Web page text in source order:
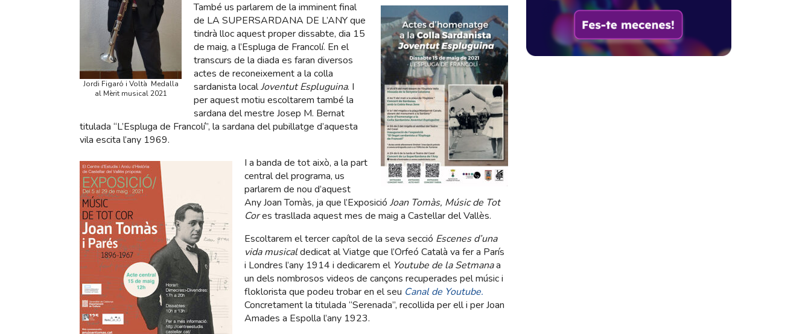
Jordi Figaró i Voltà Medalla
al Mèrit musical 2021
També us parlarem de la imminent final
de LA SUPERSARDANA DE L’ANY que
tindrà lloc aquest proper dissabte, dia 15
de maig, a l’Espluga de Francolí. En el
transcurs de la diada es faran diversos
actes de reconeixement a la colla
sardanista localJoventut Espluguina. I
per aquest motiu escoltarem també la
sardana del mestre Josep M. Bernat
titulada “L’Espluga de Francolí”, la sardana del pubillatge d’aquesta
vila escita l’any 1969.
I a banda de tot això, a la part
central del programa, us
parlarem de nou d’aquest
Any Joan Tomàs, ja que l’Exposició Joan Tomàs, Músic de Tot
Cores trasllada aquest mes de maig a Castellar del Vallès.
Escoltarem el tercer capítol de la seva secció Escenes d’una
vida musicaldedicat al Viatge que l’Orfeó Català va fer a París
i Londres l’any 1914 i dedicarem el Youtube de la Setmanaa
un dels nombrosos videos de cançons recuperades pel músic i
floklorista que podeu trobar en el seu Canal de Youtube.
Concretament la titulada “Serenada”, recollida per ell i per Joan
Amades a Espolla l’any 1923.